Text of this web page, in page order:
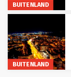
BUITENLAND
BUITENLAND